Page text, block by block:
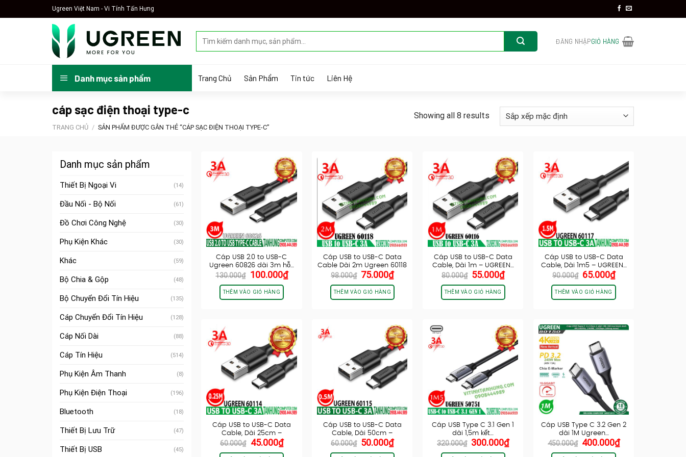
to
Ugreen Việt Nam - Vi Tính Tấn Hưng
kiếm:
ĐĂNG NHẬPGIỎ HÀNG
Danh mục sản phẩm Trang Chủ Sản Phẩm Tin tức Liên Hệ
cáp sạc điện thoại type-c
TRANG CHỦ / SẢN PHẨM ĐƯỢC GẮN THẺ “CÁP SẠC ĐIỆN THOẠI TYPE-C”
Showing all 8 results
Danh mục sản phẩm
Thiết Bị Ngoại Vi (14)
Đầu Nối - Bộ Nối (61)
Đồ Chơi Công Nghệ (30)
Phụ Kiện Khác (30)
Khác (59)
Bộ Chia & Gộp (48)
Bộ Chuyển Đổi Tín Hiệu (135)
Cáp Chuyển Đổi Tín Hiệu (128)
Cáp Nối Dài (88)
Cáp Tín Hiệu (514)
Phụ Kiện Âm Thanh (8)
Phụ Kiện Điện Thoại (196)
Bluetooth (18)
Thiết Bị Lưu Trữ (47)
Thiết Bị USB (45)
Cáp USB 2.0 to USB-C
Ugreen 60826 dài 3m hỗ…
130.000₫
Giá
gốc
là:
130.000₫.
100.000₫Giá
THÊM VÀO GIỎ HÀNG
Cáp USB to USB-C Data
Cable Dài 2m Ugreen 60118
98.000₫ Giá
gốc
là:
98.000₫.
75.000₫Giá
hiện
là:
THÊM VÀO GIỎ HÀNG
Cáp USB to USB-C Data
Cable, Dài 1m – UGREEN…
80.000₫ Giá
gốc
là:
80.000₫.
55.000₫Giá
hiện
là:
THÊM VÀO GIỎ HÀNG
Cáp USB to USB-C Data
Cable, Dài 1m5 – UGREEN…
90.000₫ Giá
gốc
là:
90.000₫.
65.000₫Giá
hiện
là:
THÊM VÀO GIỎ HÀNG
Cáp USB to USB-C Data
Cable, Dài 25cm –
UGREEN…
60.000₫
Giá
gốc
45.000₫Giá
hiện
Cáp USB to USB-C Data
Cable, Dài 50cm –
UGREEN…
60.000₫ Giá
gốc
50.000₫Giá
hiện
Cáp USB Type C 3.1 Gen 1
dài 1,5m kết…
320.000₫ Giá
gốc
300.000₫Giá
Cáp USB Type C 3.2 Gen 2
dài 1M Ugreen…
450.000₫ Giá
gốc
400.000₫Giá